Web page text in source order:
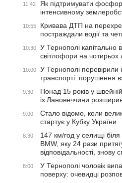
11:42
Як підтримувати
інтенсивному
10:55
Кривава ДТП на
постраждали водії та
10:30
У Тернополі капітально
світлофори на чотирьох
10:00
У Тернополі перевірили
транспорті: порушення
9:30
Понад 15 років у
із Лановеччини
9:00
Стало відомо, коли
стартує у Кубку України
8:30
147 км/год у селищі
BMW, яку 24 рази
відповідальності,
8:00
У Тернополі чоловік
поверху: очевидці